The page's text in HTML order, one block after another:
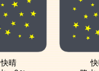
快晴